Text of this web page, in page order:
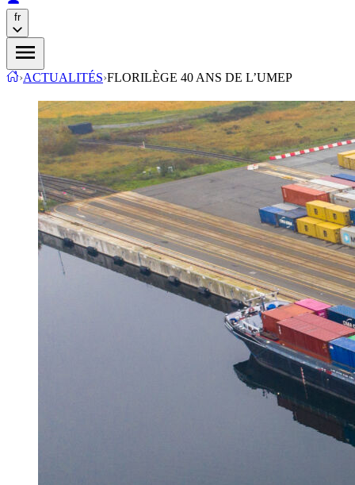
fr
›ACTUALITÉS›FLORILÈGE 40 ANS DE L’UMEP